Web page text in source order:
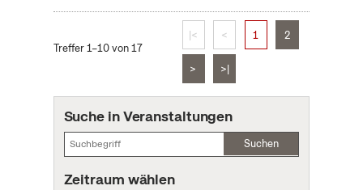
Treffer 1–10 von 17
|< < 1 2
> >|
Suche in Veranstaltungen
Suchen
Zeitraum wählen